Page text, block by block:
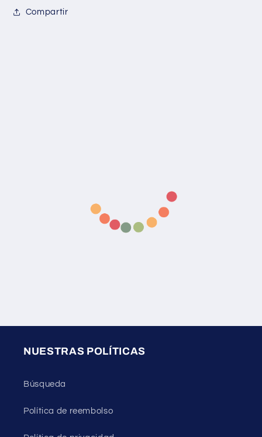
Compartir
NUESTRAS POLÍTICAS
Búsqueda
Política de reembolso